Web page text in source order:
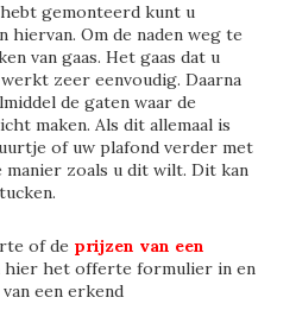
gemonteerd kunt u
hiervan. Om de naden weg te
van gaas. Het gaas dat u
zeer eenvoudig. Daarna
de gaten waar de
maken. Als dit allemaal is
of uw plafond verder met
zoals u dit wilt. Dit kan
of de prijzen van een
hier het offerte formulier in en
een erkend